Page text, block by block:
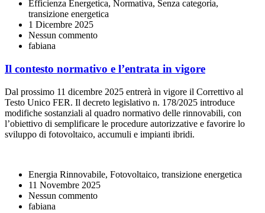
Efficienza Energetica, Normativa, Senza categoria,
transizione energetica
1 Dicembre 2025
Nessun commento
fabiana
Il contesto normativo e l’entrata in vigore
Dal prossimo 11 dicembre 2025 entrerà in vigore il Correttivo al
Testo Unico FER. Il decreto legislativo n. 178/2025 introduce
modifiche sostanziali al quadro normativo delle rinnovabili, con
l’obiettivo di semplificare le procedure autorizzative e favorire lo
sviluppo di fotovoltaico, accumuli e impianti ibridi.
Energia Rinnovabile, Fotovoltaico, transizione energetica
11 Novembre 2025
Nessun commento
fabiana